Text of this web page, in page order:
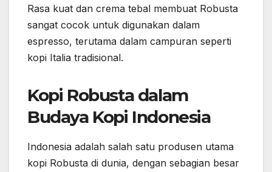
Rasa kuat dan crema tebal membuat Robusta
sangat cocok untuk digunakan dalam
espresso, terutama dalam campuran seperti
kopi Italia tradisional.
Kopi Robusta dalam
Budaya Kopi Indonesia
Indonesia adalah salah satu produsen utama
kopi Robusta di dunia, dengan sebagian besar